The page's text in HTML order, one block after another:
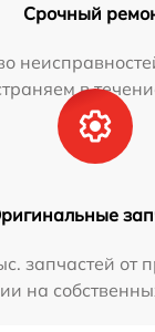
Срочный
в
запчастей от
на